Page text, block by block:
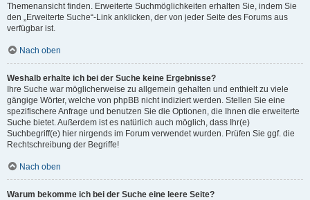
Themenansicht finden. Erweiterte Suchmöglichkeiten erhalten Sie, indem Sie
den „Erweiterte Suche“-Link anklicken, der von jeder Seite des Forums aus
verfügbar ist.
Nach oben
Weshalb erhalte ich bei der Suche keine Ergebnisse?
Ihre Suche war möglicherweise zu allgemein gehalten und enthielt zu viele
gängige Wörter, welche von phpBB nicht indiziert werden. Stellen Sie eine
spezifischere Anfrage und benutzen Sie die Optionen, die Ihnen die erweiterte
Suche bietet. Außerdem ist es natürlich auch möglich, dass Ihr(e)
Suchbegriff(e) hier nirgends im Forum verwendet wurden. Prüfen Sie ggf. die
Rechtschreibung der Begriffe!
Nach oben
Warum bekomme ich bei der Suche eine leere Seite?